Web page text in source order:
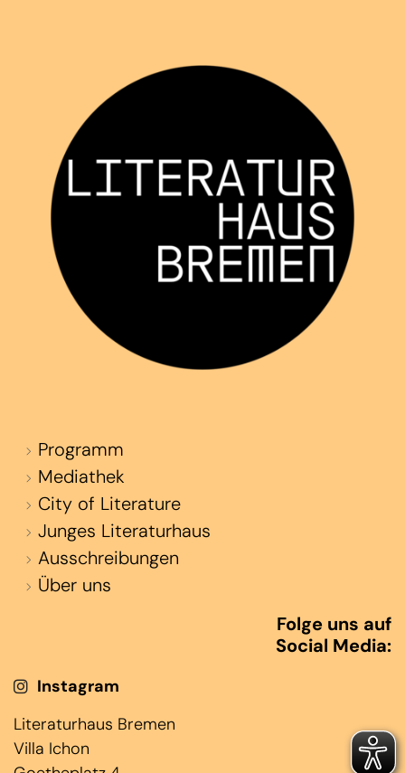
Programm
Mediathek
City of Literature
Junges Literaturhaus
Ausschreibungen
Über uns
Folge uns auf
Social Media:
Instagram
Literaturhaus Bremen
Villa Ichon